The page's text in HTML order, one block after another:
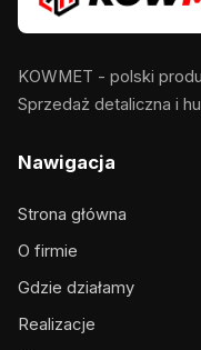
KOWMET - polski
Sprzedaż detaliczna i
Nawigacja
Strona główna
O firmie
Gdzie działamy
Realizacje